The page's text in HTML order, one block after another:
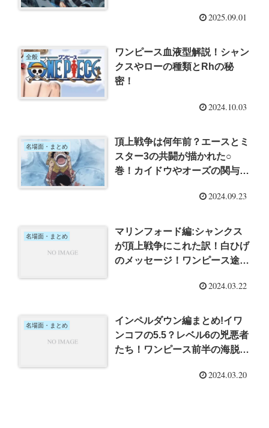
2025.09.01
全般
ワンピース血液型解説！シャン
クスやローの種類とRhの秘
密！
2024.10.03
名場面・まとめ
頂上戦争は何年前？エースとミ
スター3の共闘が描かれた○
巻！カイドウやオーズの関与
2024.09.23
名場面・まとめ
マリンフォード編:シャンクス
が頂上戦争にこれた訳！白ひげ
のメッセージ！ワンピース途中
2024.03.22
名場面・まとめ
インペルダウン編まとめ!イワ
ンコフの5.5？レベル6の兇悪者
たち！ワンピース前半の海脱落
2024.03.20